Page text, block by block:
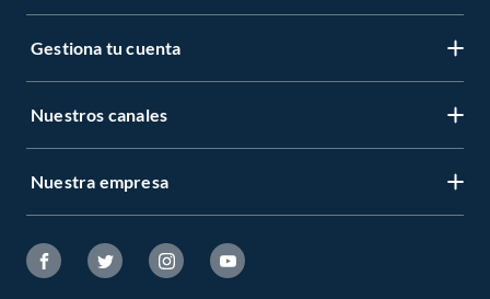
Gestiona tu cuenta
Nuestros canales
Nuestra empresa